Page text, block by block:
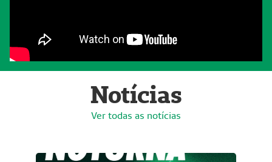
Notícias
Ver todas as notícias